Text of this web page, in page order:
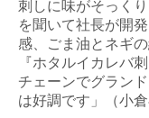
刺しに味がそっく
を聞いて社長が開
感、ごま油とネギ
『ホタルイカレバ
チェーンでグラン
は好調です」（小倉